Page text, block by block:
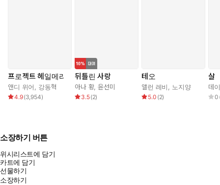
프로젝트 헤일메리
앤디 위어 강동혁
4.9(3,954)
뒤틀린 사랑
아나 황,윤선미
3.5(2)
테오
앨런 레비 노지양
5.0 (2)
살
데
0
소장하기 버튼
위시리스트에 담기
카트에 담기
선물하기
소장하기